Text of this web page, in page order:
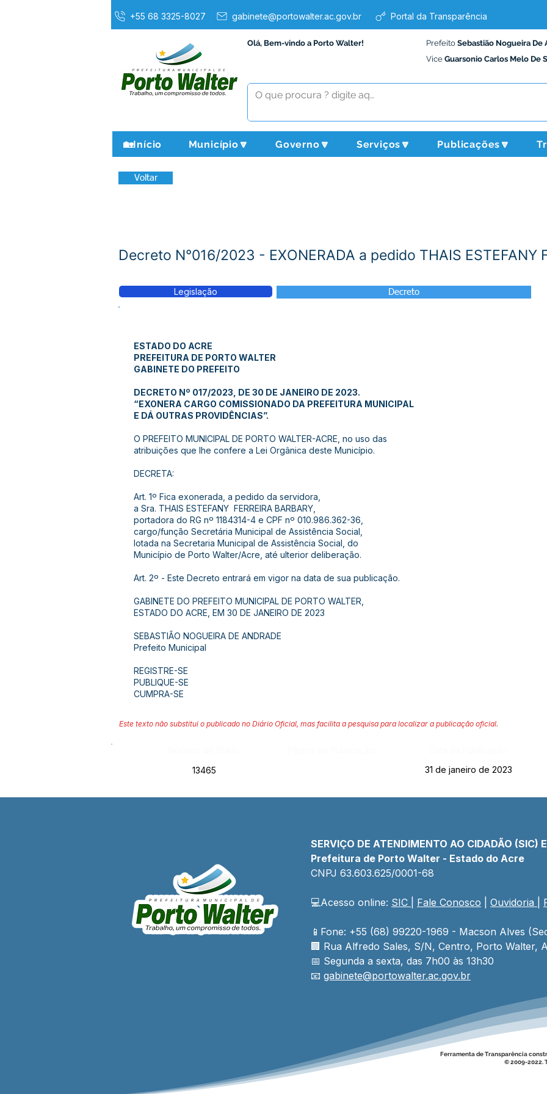
+55 68 3325-8027 gabinete@portowalter.ac.gov.br Portal da Transparência
Olá, Bem-vindo a Porto Walter! Prefeito Sebastião Nogueira De
Vice Guarsonio Carlos Melo De
🏡Início Município🔽 Governo🔽 Serviços🔽 Publicações🔽
Voltar
Decreto N°016/2023 - EXONERADA a pedido THAIS ESTEFANY
Legislação Decreto
ESTADO DO ACRE
PREFEITURA DE PORTO WALTER
GABINETE DO PREFEITO
DECRETO Nº 017/2023, DE 30 DE JANEIRO DE 2023.
“EXONERA CARGO COMISSIONADO DA PREFEITURA MUNICIPAL
E DÁ OUTRAS PROVIDÊNCIAS”.
O PREFEITO MUNICIPAL DE PORTO WALTER-ACRE, no uso das
atribuições que lhe confere a Lei Orgânica deste Município.
DECRETA:
Art. 1º Fica exonerada, a pedido da servidora,
a Sra. THAIS ESTEFANY FERREIRA BARBARY,
portadora do RG nº 1184314-4 e CPF nº 010.986.362-36,
cargo/função Secretária Municipal de Assistência Social,
lotada na Secretaria Municipal de Assistência Social, do
Município de Porto Walter/Acre, até ulterior deliberação.
Art. 2º - Este Decreto entrará em vigor na data de sua publicação.
GABINETE DO PREFEITO MUNICIPAL DE PORTO WALTER,
ESTADO DO ACRE, EM 30 DE JANEIRO DE 2023
SEBASTIÃO NOGUEIRA DE ANDRADE
Prefeito Municipal
REGISTRE-SE
PUBLIQUE-SE
CUMPRA-SE
Este texto não substitui o publicado no Diário Oficial, mas facilita a pesquisa para localizar a publicação oficial.
13465
31 de janeiro de 2023
SERVIÇO DE ATENDIMENTO AO CIDADÃO (SIC)
Prefeitura de Porto Walter - Estado do Acre
CNPJ 63.603.625/0001-68
💻Acesso online: SIC Fale Conosco Ouvidoria
📱Fone: +55 (68) 99220-1969 - Macson Alves
🏢 Rua Alfredo Sales, S/N, Centro, Porto Walter,
📅 Segunda a sexta, das 7h00 às 13h30
📧 gabinete@portowalter.ac.gov.br
Ferramenta de Transparência
© 2009-2022.